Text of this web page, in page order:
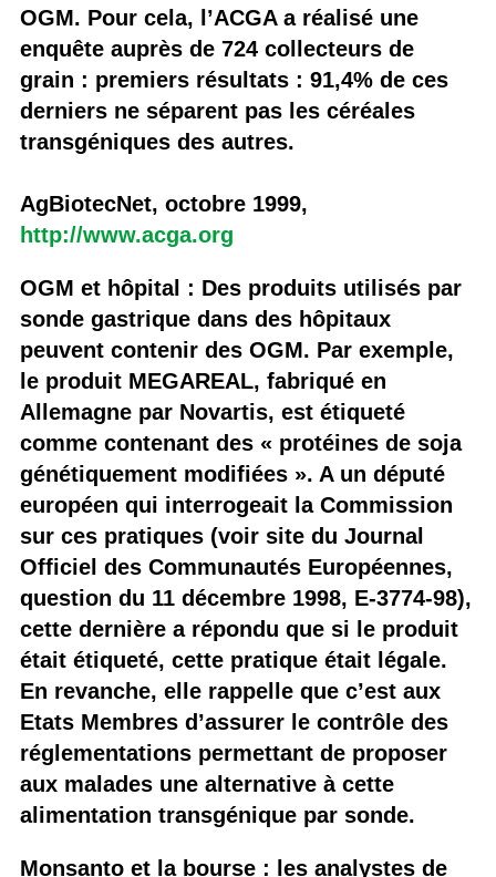
OGM. Pour cela, l’ACGA a réalisé une
enquête auprès de 724 collecteurs de
grain : premiers résultats : 91,4% de ces
derniers ne séparent pas les céréales
transgéniques des autres.
AgBiotecNet, octobre 1999,
http://www.acga.org
OGM et hôpital : Des produits utilisés par
sonde gastrique dans des hôpitaux
peuvent contenir des OGM. Par exemple,
le produit MEGAREAL, fabriqué en
Allemagne par Novartis, est étiqueté
comme contenant des « protéines de soja
génétiquement modifiées ». A un député
européen qui interrogeait la Commission
sur ces pratiques (voir site du Journal
Officiel des Communautés Européennes,
question du 11 décembre 1998, E-3774-98),
cette dernière a répondu que si le produit
était étiqueté, cette pratique était légale.
En revanche, elle rappelle que c’est aux
Etats Membres d’assurer le contrôle des
réglementations permettant de proposer
aux malades une alternative à cette
alimentation transgénique par sonde.
Monsanto et la bourse : les analystes de